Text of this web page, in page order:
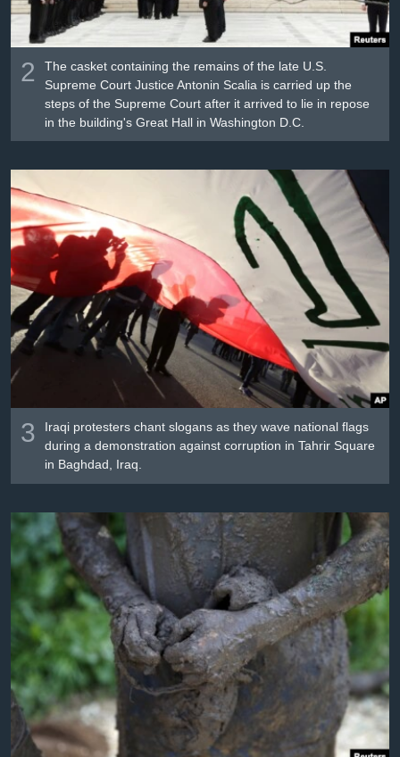
2
The casket containing the remains of the late U.S.
Supreme Court Justice Antonin Scalia is carried up the
steps of the Supreme Court after it arrived to lie in repose
in the building's Great Hall in Washington D.C.
3
Iraqi protesters chant slogans as they wave national flags
during a demonstration against corruption in Tahrir Square
in Baghdad, Iraq.